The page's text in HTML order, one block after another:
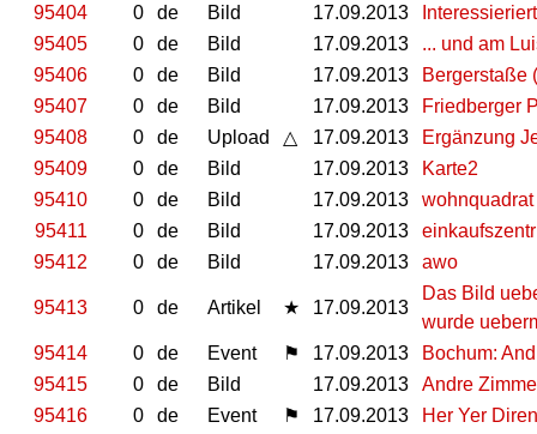
95404
0 de Bild 17.09.2013
95405
0 de Bild 17.09.2013
... und am
95406
0 de Bild 17.09.2013
Bergerstaße
95407
0 de Bild 17.09.2013
Friedberger
95408
0 de Upload △ 17.09.2013
Ergänzung
95409
0 de Bild 17.09.2013
Karte2
95410
0 de Bild 17.09.2013
wohnquadrat
95411
0 de Bild 17.09.2013
95412
0 de Bild 17.09.2013 awo
95413 0 de Artikel ★ 17.09.2013
Das Bild
wurde
95414
0 de Event ⚑ 17.09.2013
Bochum:
95415
0 de Bild 17.09.2013
Andre
95416
0 de Event ⚑ 17.09.2013
Her Yer